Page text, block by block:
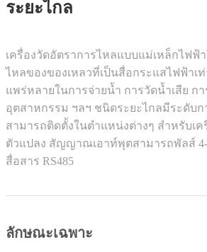
ระยะไกล
เครื่องวัดอัตราการไหลแบบแม่เหล็กไฟฟ้
ไหลของของเหลวที่เป็นสื่อกระแสไฟฟ้าเ
แพร่หลายในการจ่ายน้ำ การวัดน้ำเสีย ก
อุตสาหกรรม ฯลฯ ชนิดระยะไกลมีระดับก
สามารถติดตั้งในตำแหน่งต่างๆ สำหรับเ
ตัวแปลง สัญญาณเอาท์พุตสามารถพัลส์ 4-
สื่อสาร RS485
ลักษณะเฉพาะ